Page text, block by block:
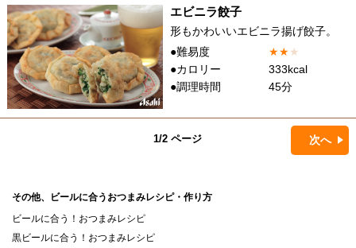
エビニラ餃子
形もかわいいエビニラ揚げ餃子。
●難易度
★★★
●カロリー
333kcal
●調理時間
45分
1/2 ページ 次へ
その他、ビールに合うおつまみレシピ・作り方
ビールに合う！おつまみレシピ
黒ビールに合う！おつまみレシピ